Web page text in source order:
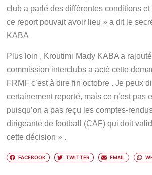
club a parlé des différentes conditions
ce report pouvait avoir lieu » a dit le
KABA
Plus loin , Kroutimi Mady KABA a
commission interclubs a acté cette
FRMF c’est à dire fin octobre . Je peux
certainement reporté, mais ce n’est pas
puisqu’on a pas reçu les comptes-
dirigeante de football (CAF) qui doit
cette décision » .
FACEBOOK TWITTER EMAIL